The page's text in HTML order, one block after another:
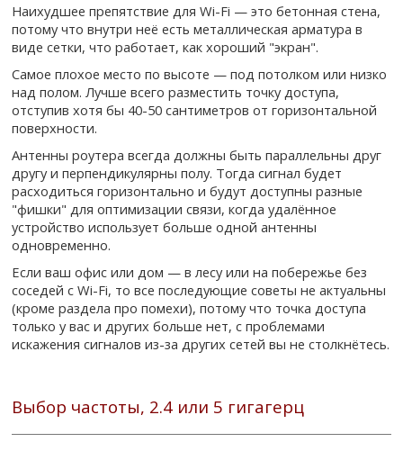
Наихудшее препятствие для Wi-Fi — это бетонная стена,
потому что внутри неё есть металлическая арматура в
виде сетки, что работает, как хороший "экран".
Самое плохое место по высоте — под потолком или низко
над полом. Лучше всего разместить точку доступа,
отступив хотя бы 40-50 сантиметров от горизонтальной
поверхности.
Антенны роутера всегда должны быть параллельны друг
другу и перпендикулярны полу. Тогда сигнал будет
расходиться горизонтально и будут доступны разные
"фишки" для оптимизации связи, когда удалённое
устройство использует больше одной антенны
одновременно.
Если ваш офис или дом — в лесу или на побережье без
соседей с Wi-Fi, то все последующие советы не актуальны
(кроме раздела про помехи), потому что точка доступа
только у вас и других больше нет, с проблемами
искажения сигналов из-за других сетей вы не столкнётесь.
Выбор частоты, 2.4 или 5 гигагерц